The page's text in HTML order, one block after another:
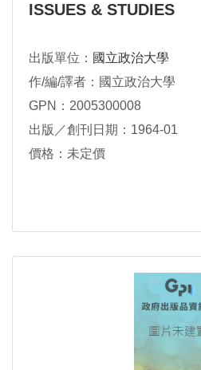
ISSUES & STUDIES
出版單位： 國立政治大學
作/編/譯者：國立政治大學
GPN：2005300008
出版／創刊日期：1964-01
價格：未定價